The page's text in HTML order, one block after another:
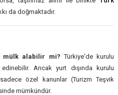
da doğmaktadır.
mülk alabilir mi? Türkiye'de kurulu
Ancak yurt dışında kurulu
özel kanunlar (Turizm Teşvik
mümkündür.